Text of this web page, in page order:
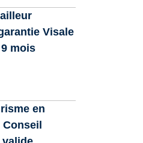
Visale
mois
en